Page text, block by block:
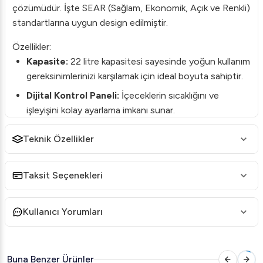
çözümüdür. İşte SEAR (Sağlam, Ekonomik, Açık ve Renkli)
standartlarına uygun design edilmiştir.
Özellikler:
Kapasite: 22 litre kapasitesi sayesinde yoğun kullanım
gereksinimlerinizi karşılamak için ideal boyuta sahiptir.
Dijital Kontrol Paneli: İçeceklerin sıcaklığını ve
işleyişini kolay ayarlama imkanı sunar.
ürünlerinizi cazip bir şekilde sunar.
Sağlam Yapı:Dayanıklı malzeme ve kalite kontrol
süreçleriyle uzun ömürlü kullanım sağlar.
Restoranlar
Büfeler
Teknik Özellikler
Taksit Seçenekleri
Kullanıcı Yorumları
Buna Benzer Ürünler